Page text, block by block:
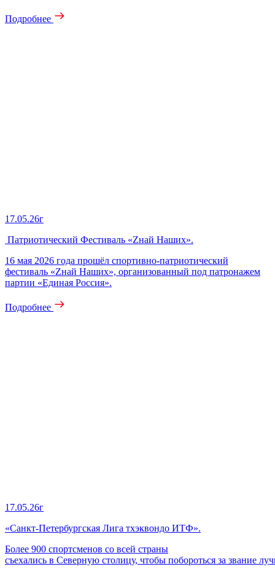
Подробнее
17.05.26г
Патриотический Фестиваль «Zнай Наших».
16 мая 2026 года прошёл спортивно‑патриотический
фестиваль «Zнай Наших», организованный под патронажем
партии «Единая Россия».
Подробнее
17.05.26г
«Санкт‑Петербургская Лига тхэквондо ИТФ».
Более 900 спортсменов со всей страны
съехались в Северную столицу, чтобы побороться за звание